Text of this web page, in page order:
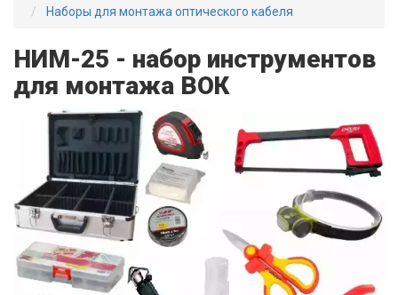
Наборы для монтажа оптического кабеля
НИМ-25 - набор инструментов
для монтажа ВОК